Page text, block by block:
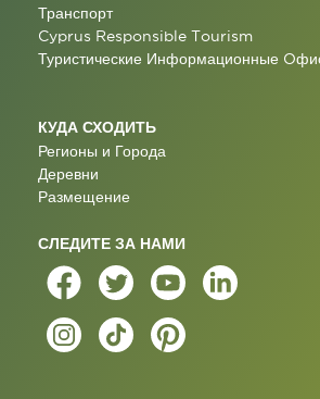
Транспорт
Cyprus Responsible Tourism
Туристические Информационные
КУДА СХОДИТЬ
Регионы и Города
Деревни
Размещение
СЛЕДИТЕ ЗА НАМИ